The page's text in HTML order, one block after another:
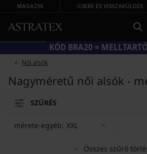
MAGAZIN CSERE ÉS VISSZAKÜLDÉS
KÓD BRA20 =
Női alsók
Nagyméretű női alsók -
SZŰRÉS
Összes szűrő
mérete-egyéb: XXL